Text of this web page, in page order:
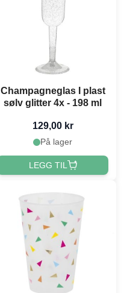
Champagneglas I plast
sølv glitter 4x - 198 ml
129,00 kr
På lager
LEGG TIL